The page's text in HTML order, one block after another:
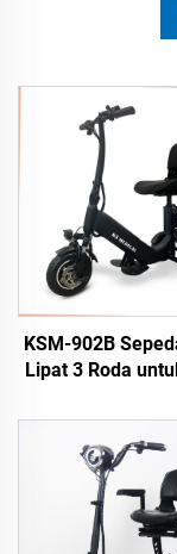
KSM-902B
Lipat 3 Roda
Penyandang